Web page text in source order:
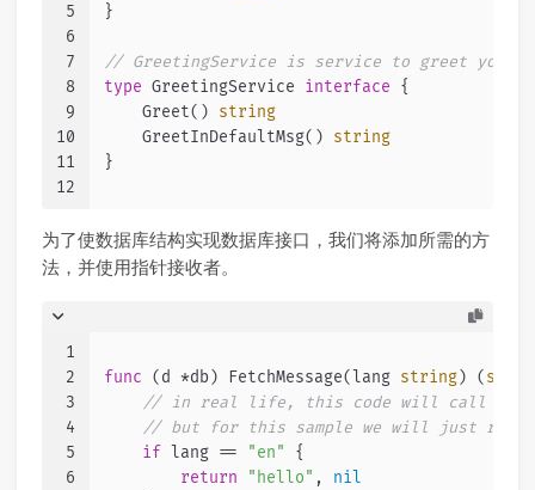
5
6
7
8
9
10
11
12
}
// GreetingService is service to greet your
type GreetingService interface {
    Greet()
string
    GreetInDefaultMsg()
string
}
为了使数据库结构实现数据库接口，我们将添加所需的方
法，并使用指针接收者。
1
2
3
4
5
6
func (d *db) FetchMessage(lang string) (
// in real life, this code will call an
// but for this sample we will just return
if lang == "en" {
return
"hello" , nil